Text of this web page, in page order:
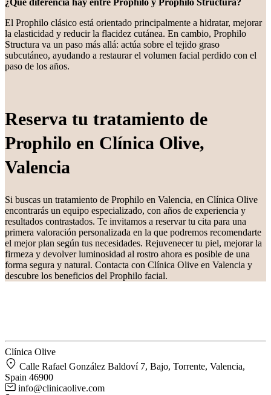
El Prophilo clásico está orientado principalmente a hidratar, mejorar
la elasticidad y reducir la flacidez cutánea. En cambio, Prophilo
Structura va un paso más allá: actúa sobre el tejido graso
subcutáneo, ayudando a restaurar el volumen facial perdido con el
paso de los años.
Reserva tu tratamiento de
Prophilo en Clínica Olive,
Valencia
Si buscas un tratamiento de Prophilo en Valencia, en Clínica Olive
encontrarás un equipo especializado, con años de experiencia y
resultados contrastados. Te invitamos a reservar tu cita para una
primera valoración personalizada en la que podremos recomendarte
el mejor plan según tus necesidades. Rejuvenecer tu piel, mejorar la
firmeza y devolver luminosidad al rostro ahora es posible de una
forma segura y natural. Contacta con Clínica Olive en Valencia y
descubre los beneficios del Prophilo facial.
Clínica Olive
Calle Rafael González Baldoví 7, Bajo, Torrente, Valencia,
Spain 46900
info@clinicaolive.com